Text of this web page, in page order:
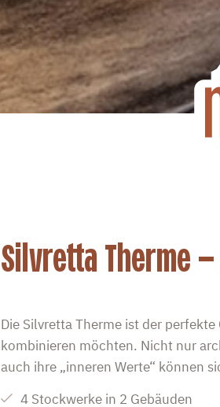
Silvretta Therme
Die Silvretta Therme ist der
kombinieren möchten. Nicht nur
auch ihre „inneren Werte“ können
4 Stockwerke in 2 Gebäuden